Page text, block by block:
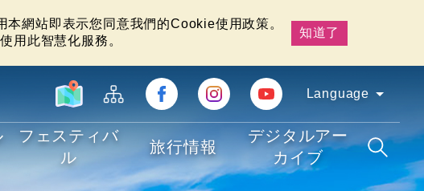
網站即表示您同意我們的Cookie使用政策。
用此智慧化服務。
知道了
Language
フェスティバ
ル
旅行情報
デジタルアー
カイブ